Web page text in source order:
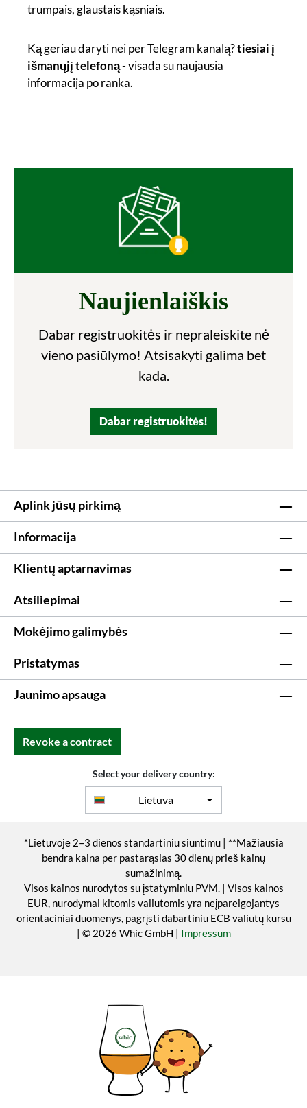
trumpais, glaustais kąsniais.
Ką geriau daryti nei per Telegram kanalą?tiesiai į
išmanųjį telefoną- visada su naujausia
informacija po ranka.
Naujienlaiškis
Dabar registruokitės ir nepraleiskite nė
vieno pasiūlymo! Atsisakyti galima bet
kada.
Dabar registruokitės!
Aplink jūsų pirkimą
Informacija
Klientų aptarnavimas
Atsiliepimai
Mokėjimo galimybės
Pristatymas
Jaunimo apsauga
Revoke a contract
Select your delivery country:
Lietuva
*Lietuvoje 2–3 dienos standartiniu siuntimu | **Mažiausia
bendra kaina per pastarąsias 30 dienų prieš kainų
sumažinimą.
Visos kainos nurodytos su įstatyminiu PVM. | Visos kainos
EUR, nurodymai kitomis valiutomis yra neįpareigojantys
orientaciniai duomenys, pagrįsti dabartiniu ECB valiutų kursu
| © 2026 Whic GmbH | Impressum